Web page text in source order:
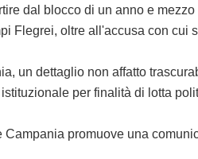
blocco di un anno e mezzo
Flegrei, oltre all'accusa con
dettaglio non affatto
per finalità di lotta
promuove una